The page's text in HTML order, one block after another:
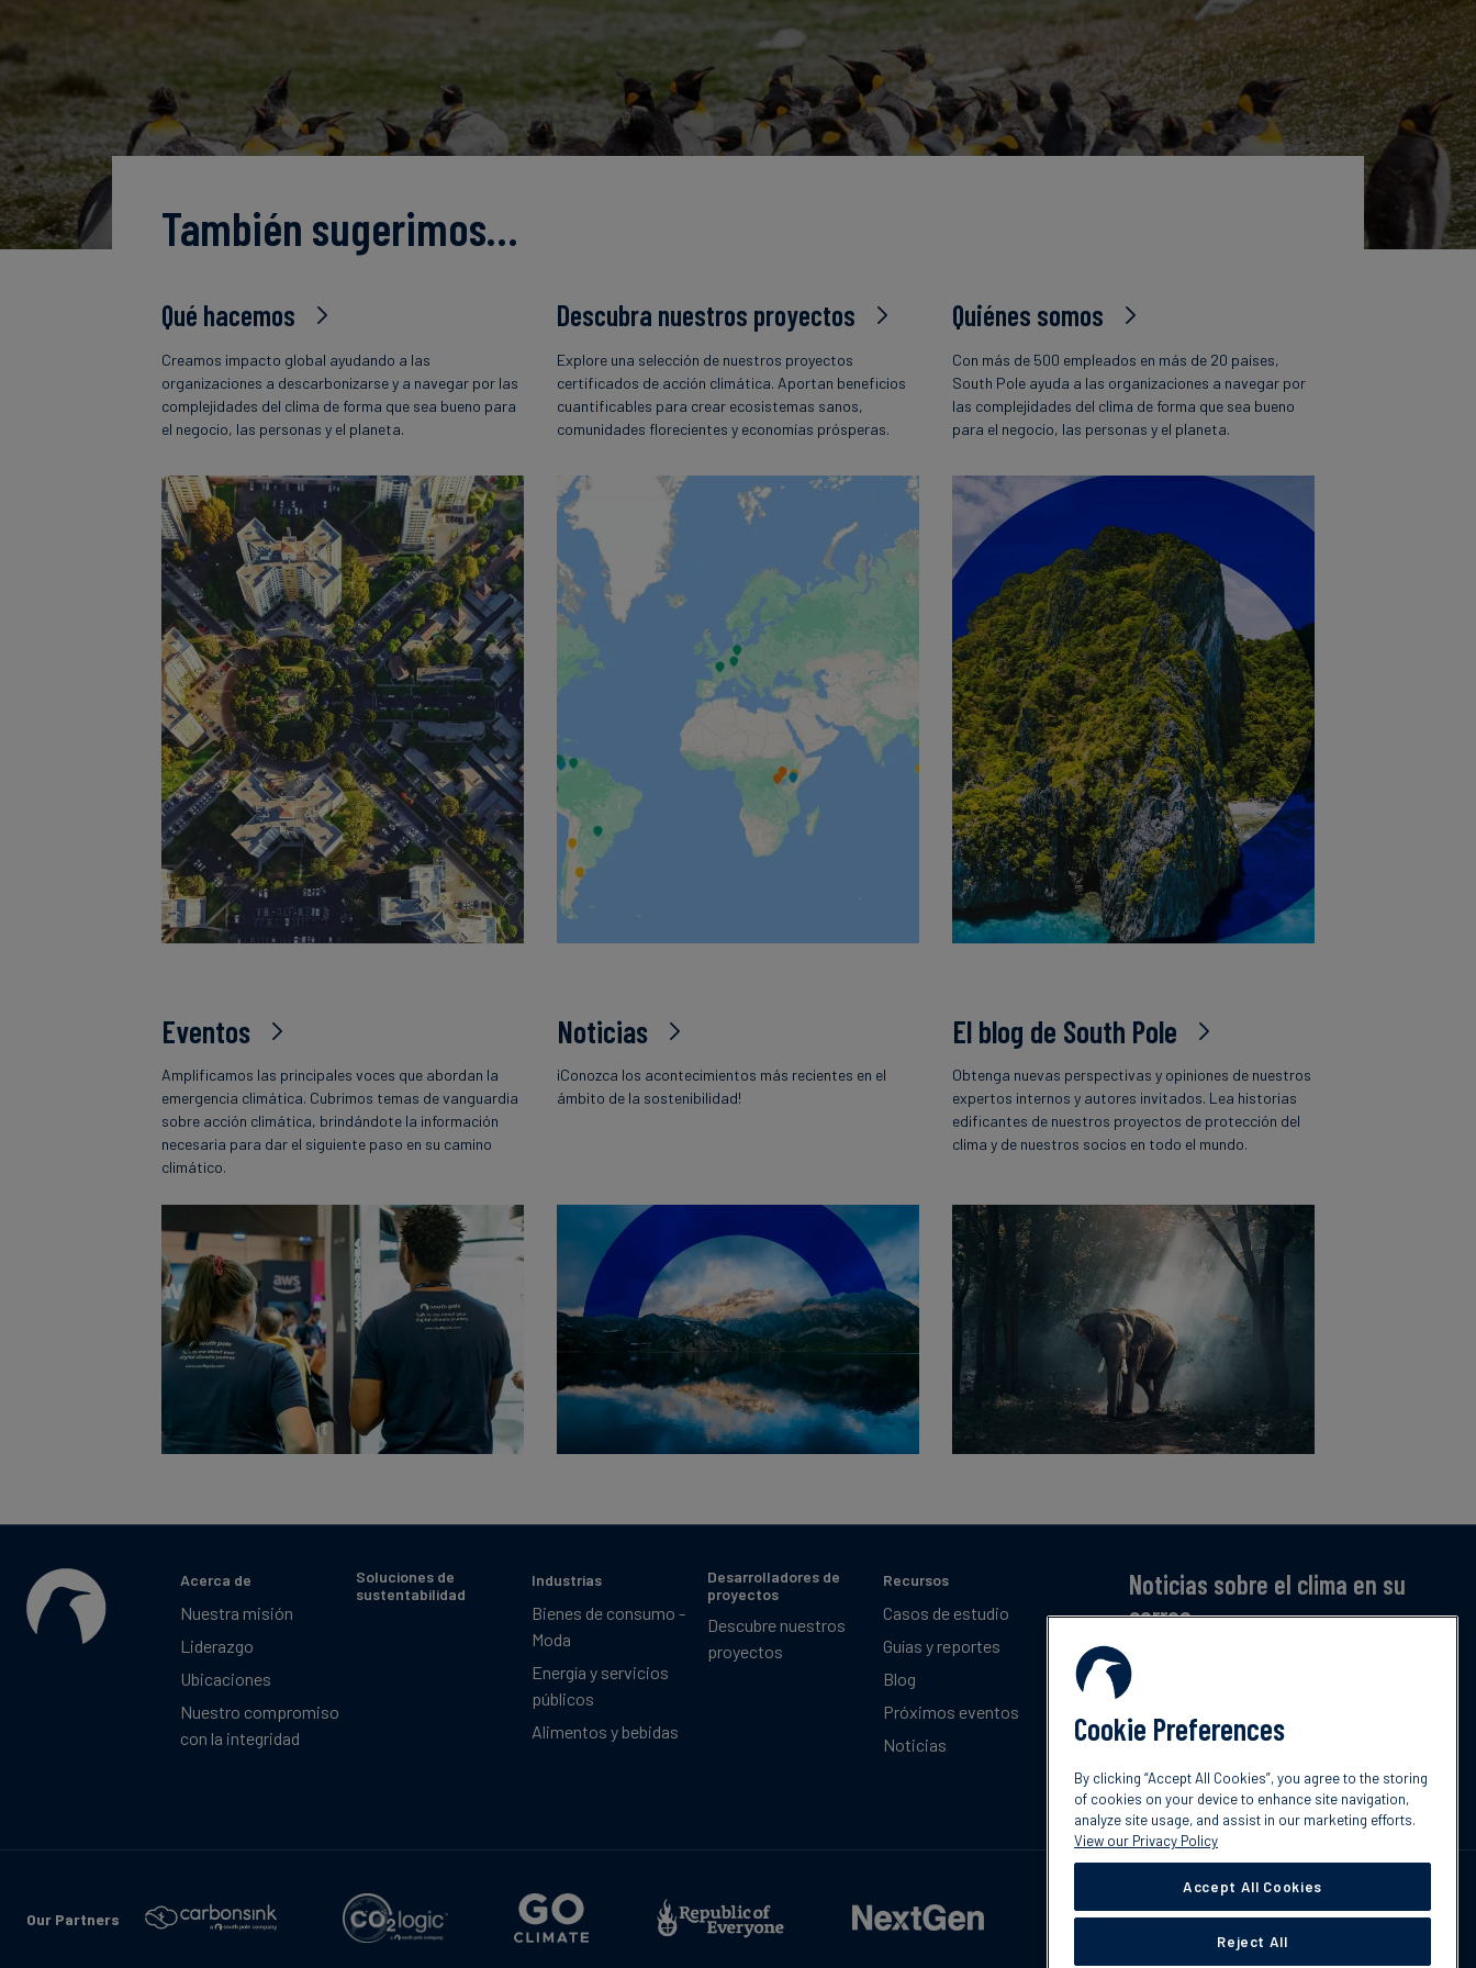
También sugerimos…
Qué hacemos
Creamos impacto global ayudando a las
organizaciones a descarbonizarse y a navegar por las
complejidades del clima de forma que sea bueno para
el negocio, las personas y el planeta.
Descubra nuestros proyectos
Explore una selección de nuestros proyectos
certificados de acción climática. Aportan beneficios
cuantificables para crear ecosistemas sanos,
comunidades florecientes y economías prósperas.
Quiénes somos
Con más de 500 empleados en más de 20 países,
South Pole ayuda a las organizaciones a navegar por
las complejidades del clima de forma que sea bueno
para el negocio, las personas y el planeta.
Eventos
Amplificamos las principales voces que abordan la
emergencia climática. Cubrimos temas de vanguardia
sobre acción climática, brindándote la información
necesaria para dar el siguiente paso en su camino
climático.
Noticias
¡Conozca los acontecimientos más recientes en el
ámbito de la sostenibilidad!
El blog de South Pole
Obtenga nuevas perspectivas y opiniones de nuestros
expertos internos y autores invitados. Lea historias
edificantes de nuestros proyectos de protección del
clima y de nuestros socios en todo el mundo.
English
Acerca de
Nuestra misión
Liderazgo
Ubicaciones
Nuestro compromiso
con la integridad
Soluciones de
sustentabilidad
Industrias
Bienes de consumo -
Moda
Energía y servicios
públicos
Alimentos y bebidas
Desarrolladores de
proyectos
Descubre nuestros
proyectos
Recursos
Casos de estudio
Guías y reportes
Blog
Próximos eventos
Noticias
Noticias sobre el clima en su
correo
Suscríbase a nuestro resumen mensual gratuito
de las últimas tendencias, políticas e
Suscribir
Our Partners
Cookie Preferences
By clicking “Accept All Cookies”, you agree to the storing
of cookies on your device to enhance site navigation,
analyze site usage, and assist in our marketing efforts.
View our Privacy Policy
Accept All Cookies
Reject All